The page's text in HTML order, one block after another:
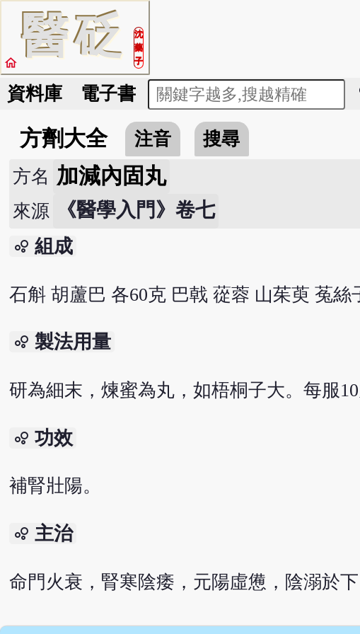
醫砭
沈
藥
子
home
資料庫 電子書
方劑大全 注音 搜尋
方名 加減內固丸
來源 《醫學入門》卷七
bubble_chart 組成
石斛 胡蘆巴 各60克 巴戟 蓯蓉 山茱萸 菟絲
bubble_chart 製法用量
研為細末，煉蜜為丸，如梧桐子大。每服
bubble_chart 功效
補腎壯陽。
bubble_chart 主治
命門火衰，腎寒陰痿，元陽虛憊，陰溺於